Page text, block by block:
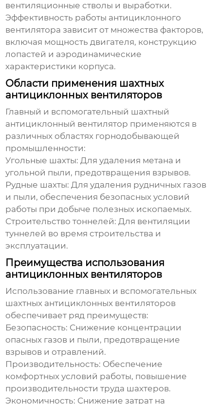
вентиляционные стволы и выработки.
Эффективность работы антициклонного
вентилятора зависит от множества факторов,
включая мощность двигателя, конструкцию
лопастей и аэродинамические
характеристики корпуса.
Области применения шахтных
антициклонных вентиляторов
Главный и вспомогательный шахтный
антициклонный вентилятор применяются в
различных областях горнодобывающей
промышленности:
Угольные шахты: Для удаления метана и
угольной пыли, предотвращения взрывов.
Рудные шахты: Для удаления рудничных газов
и пыли, обеспечения безопасных условий
работы при добыче полезных ископаемых.
Строительство тоннелей: Для вентиляции
туннелей во время строительства и
эксплуатации.
Преимущества использования
антициклонных вентиляторов
Использование главных и вспомогательных
шахтных антициклонных вентиляторов
обеспечивает ряд преимуществ:
Безопасность: Снижение концентрации
опасных газов и пыли, предотвращение
взрывов и отравлений.
Производительность: Обеспечение
комфортных условий работы, повышение
производительности труда шахтеров.
Экономичность: Снижение затрат на